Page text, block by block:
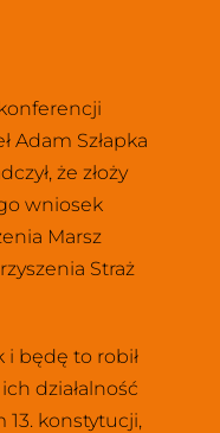
Adam Szłapka
że złoży
wniosek
Marsz
Straż
będę to robił
działalność
13. konstytucji,